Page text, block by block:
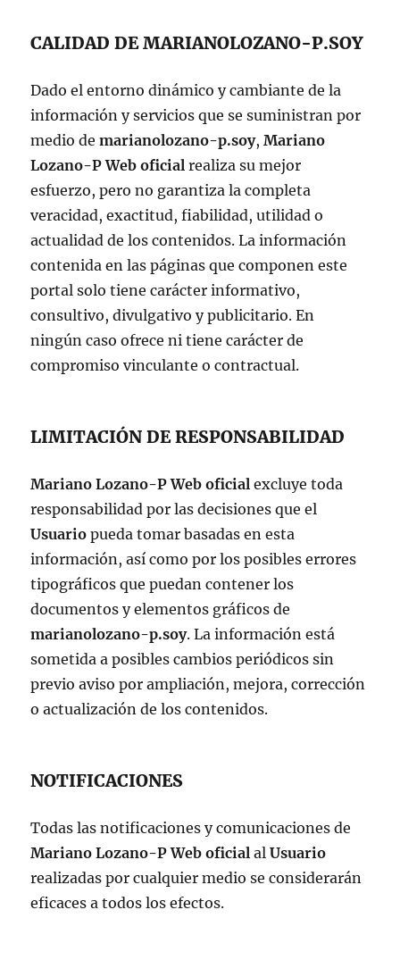
CALIDAD DE MARIANOLOZANO-P.SOY
Dado el entorno dinámico y cambiante de la
información y servicios que se suministran por
medio demarianolozano-p.soy,Mariano
Lozano-P Web oficial realiza su mejor
esfuerzo, pero no garantiza la completa
veracidad, exactitud, fiabilidad, utilidad o
actualidad de los contenidos. La información
contenida en las páginas que componen este
portal solo tiene carácter informativo,
consultivo, divulgativo y publicitario. En
ningún caso ofrece ni tiene carácter de
compromiso vinculante o contractual.
LIMITACIÓN DE RESPONSABILIDAD
Mariano Lozano-P Web oficial excluye toda
responsabilidad por las decisiones que el
Usuario pueda tomar basadas en esta
información, así como por los posibles errores
tipográficos que puedan contener los
documentos y elementos gráficos de
marianolozano-p.soy. La información está
sometida a posibles cambios periódicos sin
previo aviso por ampliación, mejora, corrección
o actualización de los contenidos.
NOTIFICACIONES
Todas las notificaciones y comunicaciones de
Mariano Lozano-P Web oficial alUsuario
realizadas por cualquier medio se considerarán
eficaces a todos los efectos.